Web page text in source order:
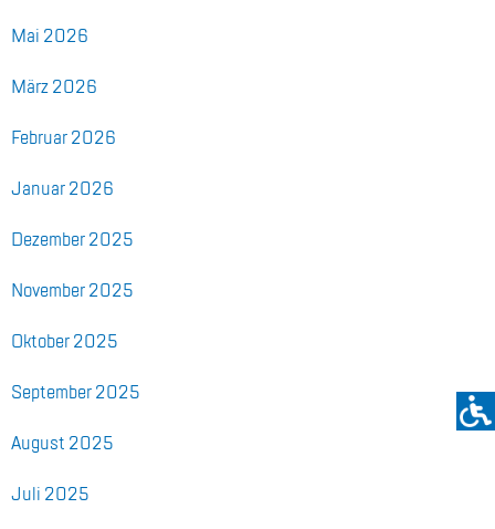
Mai 2026
März 2026
Fe­bru­ar 2026
Ja­nu­ar 2026
De­zem­ber 2025
No­vem­ber 2025
Ok­to­ber 2025
Sep­tem­ber 2025
Au­gust 2025
Juli 2025